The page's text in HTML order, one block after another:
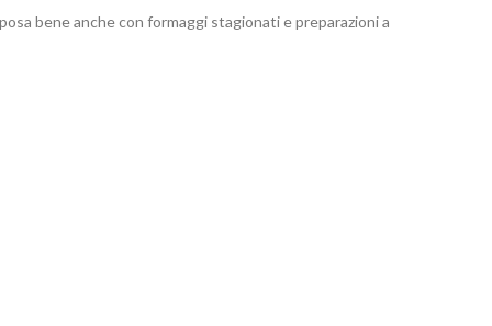
bene anche con formaggi stagionati e preparazioni a